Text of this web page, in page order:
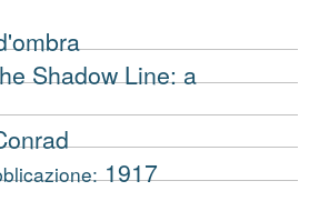
Shadow Line: a
1917